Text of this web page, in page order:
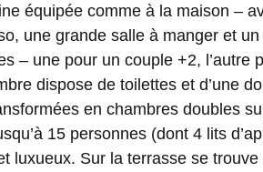
équipée comme à la maison –
une grande salle à manger et
– une pour un couple +2, l’autre
dispose de toilettes et d’une
en chambres doubles
15 personnes (dont 4 lits
luxueux. Sur la terrasse se